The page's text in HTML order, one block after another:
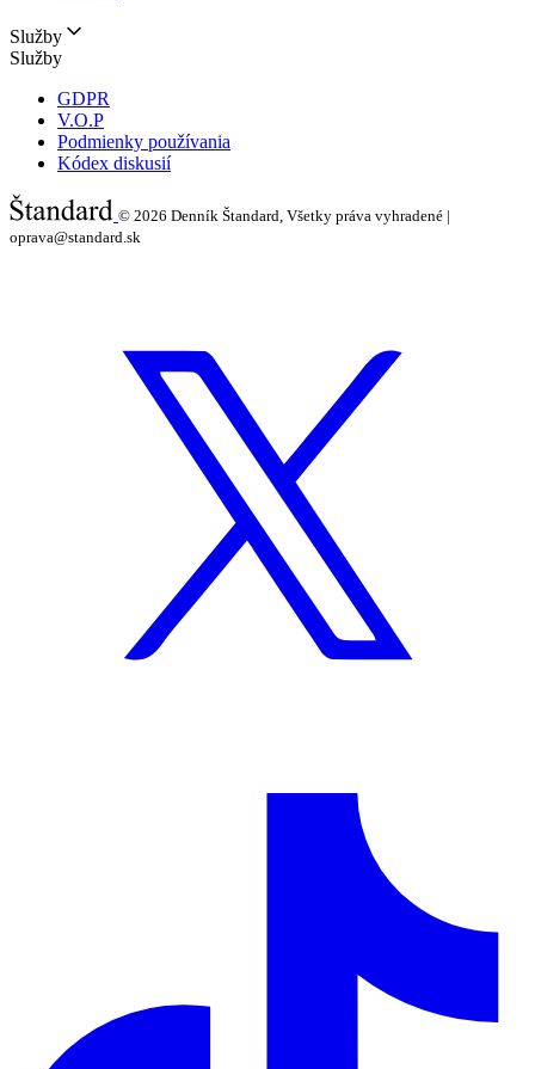
Služby
Služby
GDPR
V.O.P
Podmienky používania
Kódex diskusií
© 2026 Denník Štandard, Všetky práva vyhradené |
oprava@standard.sk